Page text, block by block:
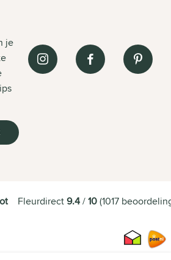
je
Fleurdirect9.4/10(1017